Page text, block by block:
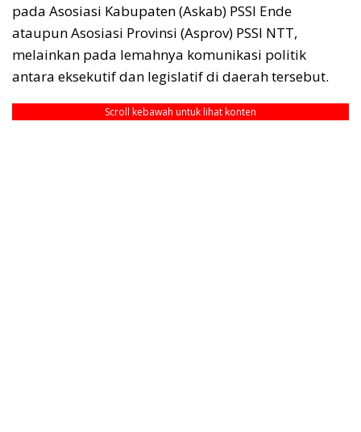
pada Asosiasi Kabupaten (Askab) PSSI Ende
ataupun Asosiasi Provinsi (Asprov) PSSI NTT,
melainkan pada lemahnya komunikasi politik
antara eksekutif dan legislatif di daerah tersebut.
Scroll kebawah untuk lihat konten